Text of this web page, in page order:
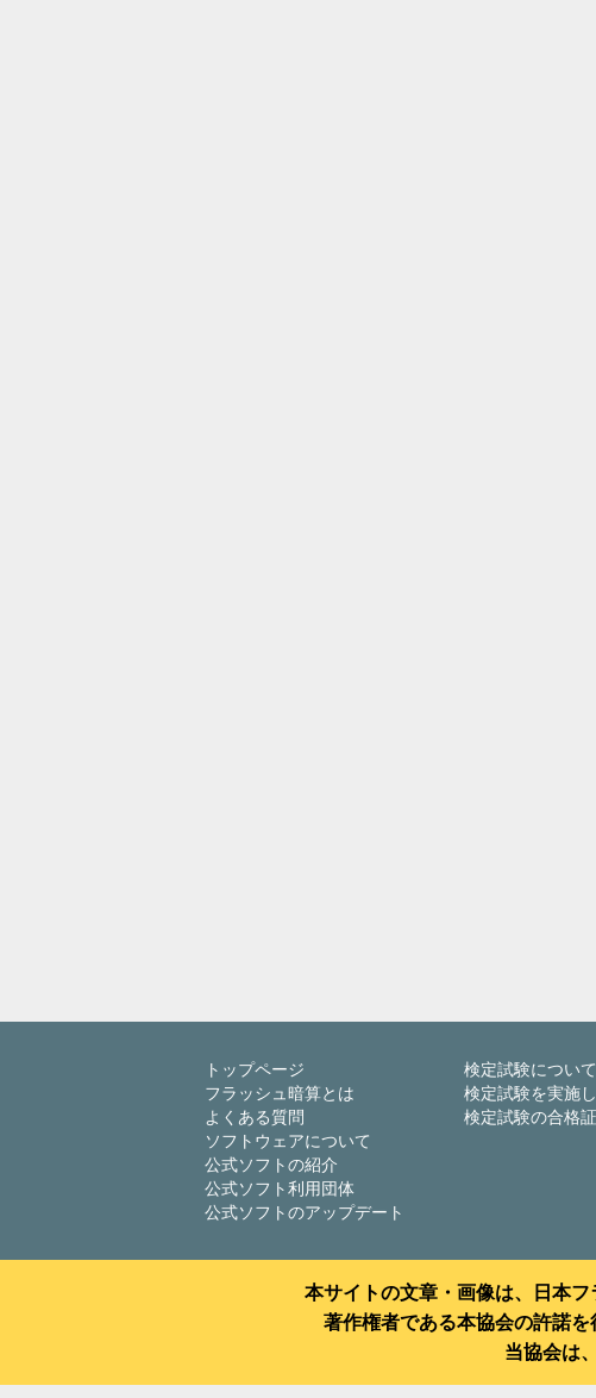
トップページ
フラッシュ暗算とは
よくある質問
ソフトウェアについて
公式ソフトの紹介
公式ソフト利用団体
公式ソフトのアップデート
検定試験について
検定試験を実施
検定試験の合格
本サイトの文章・画像は、日本
著作権者である本協会の許諾
当協会は